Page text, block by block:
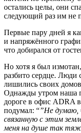
остались целы, они
следующий раз им не
Первые пару дней я
и напряжённого
что добирался от
Но хотя я был
разбито сердце.
лишились своих
Однажды утром наша
дороге в офис ADRA
подумал: “”Не думаю,
связанную с этим
меня на душе так